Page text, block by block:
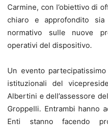
Carmine, con l’obiettivo di
chiaro e approfondito
normativo sulle nuove
operativi del dispositivo.
Un evento
istituzionali del
Albertini e dell’assessore
Groppelli. Entrambi hanno
Enti stanno facendo